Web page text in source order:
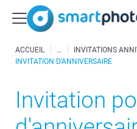
ACCUEIL
INVITATIONS
INVITATION D'ANNIVERSAIRE
Invitation